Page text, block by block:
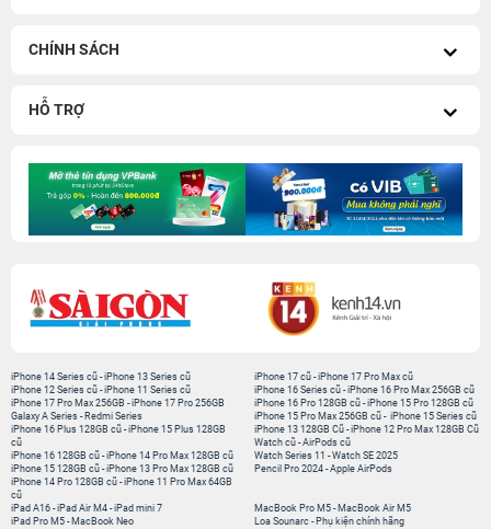
CHÍNH SÁCH
HỖ TRỢ
iPhone 14 Series cũ -iPhone 13 Series cũ
iPhone 12 Series cũ -iPhone 11 Series cũ
iPhone 17 Pro Max 256GB -iPhone 17 Pro 256GB
Galaxy A Series - Redmi Series
iPhone 17 cũ-iPhone 17 Pro Max cũ
iPhone 16 Series cũ- iPhone 16 Pro Max 256GB cũ
iPhone 16 Pro 128GB cũ-iPhone 15 Pro 128GB cũ
iPhone 15 Pro Max 256GB cũ- iPhone 15 Series cũ
iPhone 16 Plus 128GB cũ -iPhone 15 Plus 128GB
cũ
iPhone 16 128GB cũ -iPhone 14 Pro Max 128GB cũ
iPhone 15 128GB cũ -iPhone 13 Pro Max 128GB cũ
iPhone 14 Pro 128GB cũ -iPhone 11 Pro Max 64GB
cũ
iPhone 13 128GB Cũ-iPhone 12 Pro Max 128GB Cũ
Watch cũ-AirPods cũ
Watch Series 11 -Watch SE 2025
Pencil Pro 2024-Apple AirPods
iPad A16 -iPad Air M4 -iPad mini 7
iPad Pro M5 - MacBook Neo
MacBook Pro M5- MacBook Air M5
Loa Sounarc- Phụ kiện chính hãng